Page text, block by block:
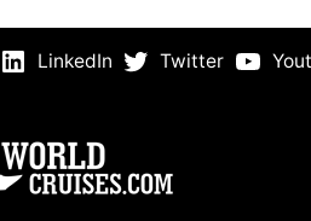
LinkedIn Twitter